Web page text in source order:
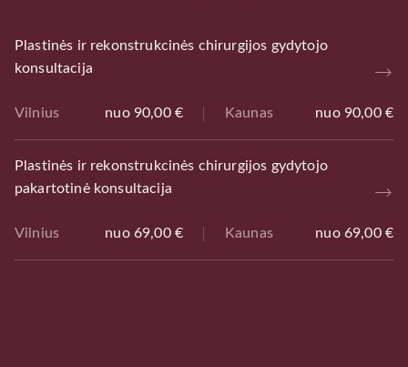
Plastinės ir rekonstrukcinės chirurgijos gydytojo
konsultacija
Vilnius nuo 90,00 € Kaunas nuo 90,00 €
Plastinės ir rekonstrukcinės chirurgijos gydytojo
pakartotinė konsultacija
Vilnius nuo 69,00 € Kaunas nuo 69,00 €